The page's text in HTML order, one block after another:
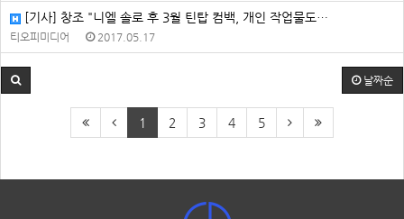
[기사] 창조 "니엘 솔로 후 3월 틴탑 컴백, 개인 작업물도…
티오피미디어 2017.05.17
날짜순
1 2 3 4 5